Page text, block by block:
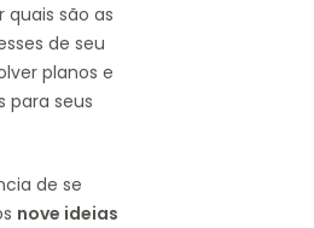
são as
de seu
planos e
para seus
de se
nove ideias